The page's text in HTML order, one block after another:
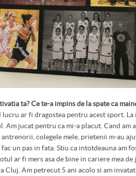
ta? Ce te-a impins de la spate ca
ar fi dragostea pentru acest sport. La
Am jucat pentru ca mi-a placut. Cand am
colegele mele, prietenii m-au
un pas in fata. Stiu ca intotdeauna am
ar fi mers asa de bine in cariere mea
Cluj. Am petrecut 5 ani acolo si am